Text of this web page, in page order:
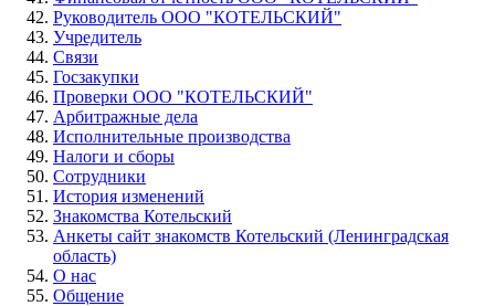
Руководитель ООО "КОТЕЛЬСКИЙ"
Учредитель
Связи
Госзакупки
Проверки ООО "КОТЕЛЬСКИЙ"
Арбитражные дела
Исполнительные производства
Налоги и сборы
Сотрудники
История изменений
Знакомства Котельский
Анкеты сайт знакомств Котельский (Ленинградская
область)
О нас
Общение